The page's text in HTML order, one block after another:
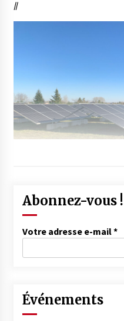
//
Abonnez-vous !
Votre adresse e-mail*
Événements